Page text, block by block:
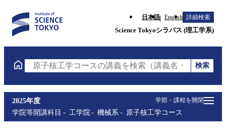
日本語 English 詳細検索
Science Tokyoシラバス (理工学系)
原子核工学コースの講義を検索（講義名・科目コード
検索
学部・課程を開閉
2025年度
学院等開講科目
工学院 機械系 原子核工学コース